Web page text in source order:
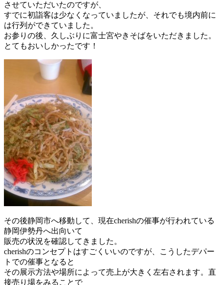
させていただいたのですが、
すでに初詣客は少なくなっていましたが、それでも境内前に
は行列ができていました。
お参りの後、久しぶりに富士宮やきそばをいただきました。
とてもおいしかったです！
その後静岡市へ移動して、現在cherishの催事が行われている
静岡伊勢丹へ出向いて
販売の状況を確認してきました。
cherishのコンセプトはすごくいいのですが、こうしたデパー
トでの催事となると
その展示方法や場所によって売上が大きく左右されます。直
接売り場をみることで